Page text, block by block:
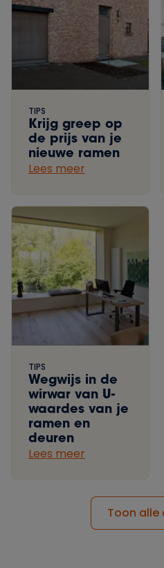
TIPS
Krijg greep op
de prijs van je
nieuwe ramen
Lees meer
TIPS
Wegwijs in de
wirwar van U-
waardes van je
ramen en
deuren
Lees meer
Toon alle